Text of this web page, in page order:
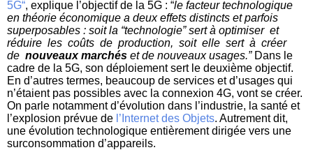
5G“, explique l’objectif de la 5G : “le facteur technologique
en théorie économique a deux effets distincts et parfois
superposables : soit la “technologie” sert à optimiser et
réduire les coûts de production, soit elle sert à créer
de nouveaux marchés et de nouveaux usages.” Dans le
cadre de la 5G, son déploiement sert le deuxième objectif.
En d’autres termes, beaucoup de services et d’usages qui
n’étaient pas possibles avec la connexion 4G, vont se créer.
On parle notamment d’évolution dans l’industrie, la santé et
l’explosion prévue de l’Internet des Objets. Autrement dit,
une évolution technologique entièrement dirigée vers une
surconsommation d’appareils.